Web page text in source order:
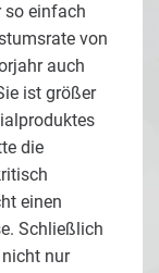
so einfach
von
auch
ist größer
die
einen
Schließlich
nur